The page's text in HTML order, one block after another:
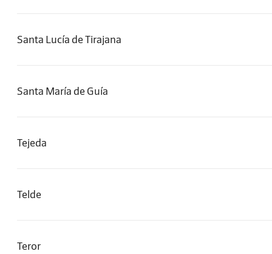
Santa Lucía de Tirajana
Santa María de Guía
Tejeda
Telde
Teror